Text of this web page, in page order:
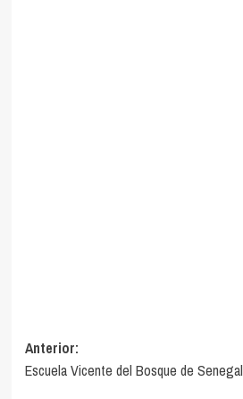
Navegación
de
Anterior:
Escuela Vicente del Bosque de Senegal